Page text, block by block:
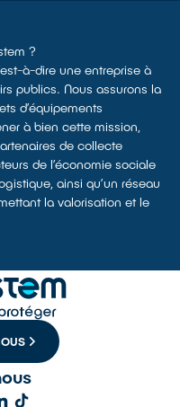
?
à-dire une entreprise à
publics. Nous assurons la
d’équipements
à bien cette mission,
de collecte
de l’économie sociale
ainsi qu’un réseau
la valorisation et le